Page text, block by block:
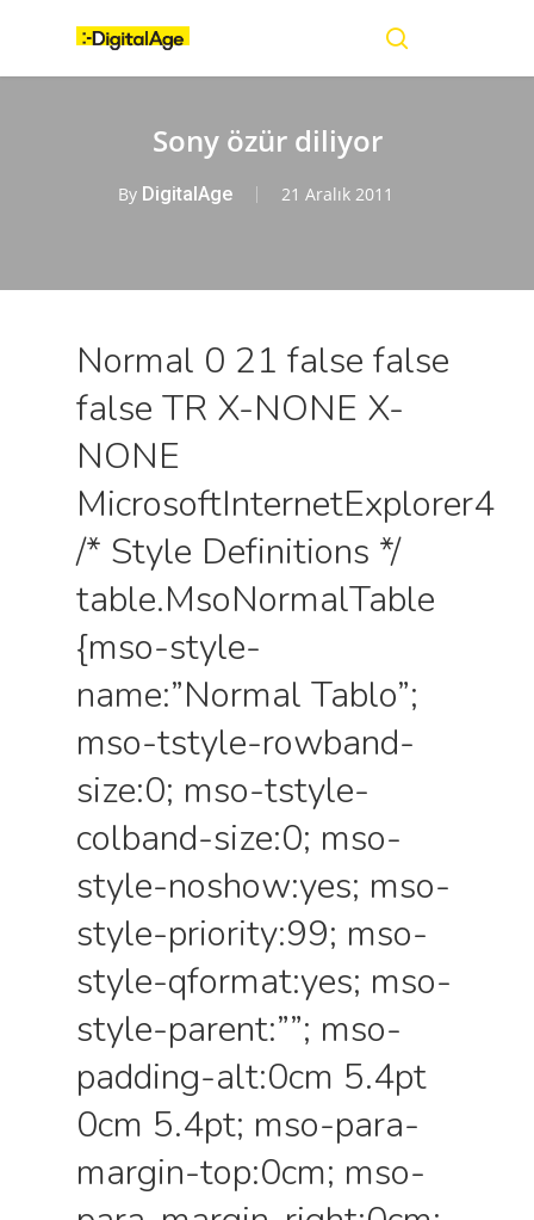
content
Sony özür diliyor
By DigitalAge 21 Aralık 2011
Normal 0 21 false false
false TR X-NONE X-
NONE
MicrosoftInternetExplorer4
/* Style Definitions */
table.MsoNormalTable
{mso-style-
name:”Normal Tablo”;
mso-tstyle-rowband-
size:0; mso-tstyle-
colband-size:0; mso-
style-noshow:yes; mso-
style-priority:99; mso-
style-qformat:yes; mso-
style-parent:””; mso-
padding-alt:0cm 5.4pt
0cm 5.4pt; mso-para-
margin-top:0cm; mso-